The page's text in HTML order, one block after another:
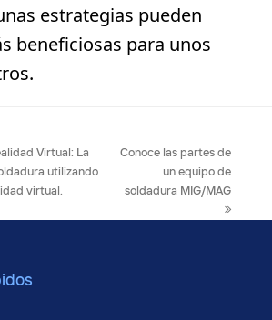
estrategias pueden
beneficiosas para unos
Virtual: La
utilizando
virtual.
next
Conoce las partes de
un equipo de
soldadura MIG/MAG